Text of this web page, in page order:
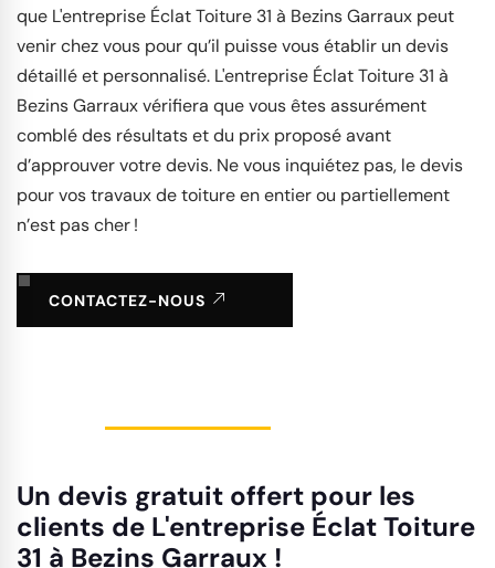
que L'entreprise Éclat Toiture 31 à Bezins Garraux peut
venir chez vous pour qu’il puisse vous établir un devis
détaillé et personnalisé. L'entreprise Éclat Toiture 31 à
Bezins Garraux vérifiera que vous êtes assurément
comblé des résultats et du prix proposé avant
d’approuver votre devis. Ne vous inquiétez pas, le devis
pour vos travaux de toiture en entier ou partiellement
n’est pas cher !
CONTACTEZ-NOUS
Un devis gratuit offert pour les
clients de L'entreprise Éclat Toiture
31 à Bezins Garraux !